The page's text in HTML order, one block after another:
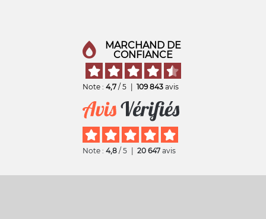
MARCHAND DE
CONFIANCE
Note : 4,7 / 5 109 843 avis
Note : 4,8 / 5 20 647 avis